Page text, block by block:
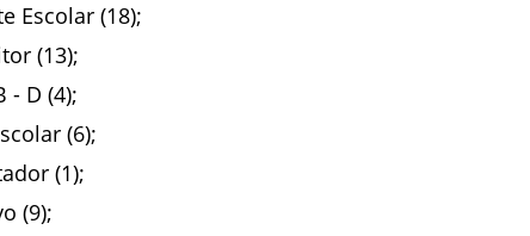
Escolar (18);
(13);
- D (4);
(6);
(1);
(9);